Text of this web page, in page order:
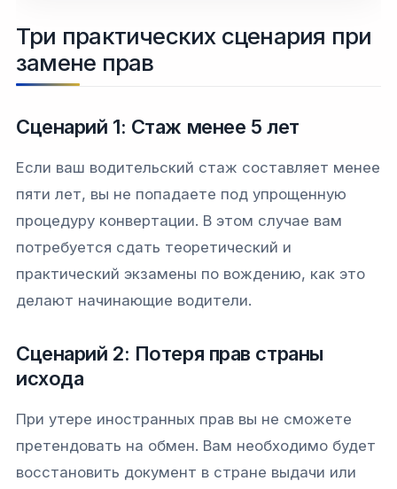
Три практических сценария при
замене прав
Сценарий 1: Стаж менее 5 лет
Если ваш водительский стаж составляет менее
пяти лет, вы не попадаете под упрощенную
процедуру конвертации. В этом случае вам
потребуется сдать теоретический и
практический экзамены по вождению, как это
делают начинающие водители.
Сценарий 2: Потеря прав страны
исхода
При утере иностранных прав вы не сможете
претендовать на обмен. Вам необходимо будет
восстановить документ в стране выдачи или